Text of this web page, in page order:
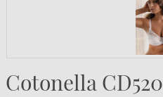
Cotonella CD520